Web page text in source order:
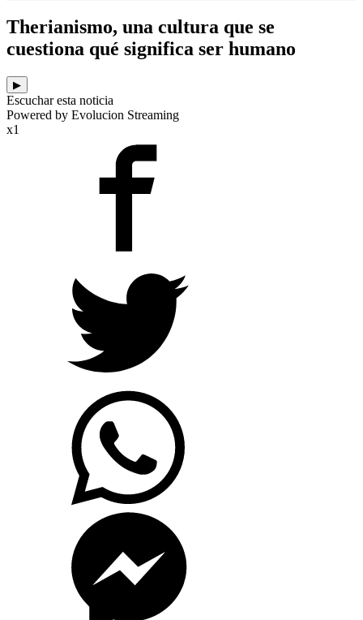
Therianismo, una cultura que se
cuestiona qué significa ser humano
▶
Escuchar esta noticia
Powered by Evolucion Streaming
x1